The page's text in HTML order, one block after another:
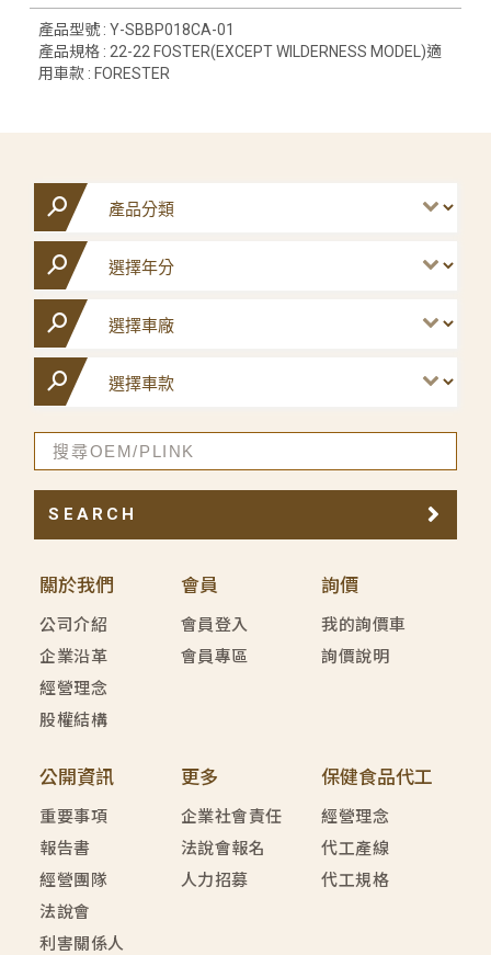
產品型號 : Y-SBBP018CA-01
產品規格 : 22-22 FOSTER(EXCEPT WILDERNESS MODEL)適
用車款 : FORESTER
關於我們
公司介紹
企業沿革
經營理念
股權結構
會員
會員登入
會員專區
詢價
我的詢價車
詢價說明
公開資訊
重要事項
報告書
經營團隊
法說會
利害關係人
更多
企業社會責任
法說會報名
人力招募
保健食品代工
經營理念
代工產線
代工規格
SEARCH